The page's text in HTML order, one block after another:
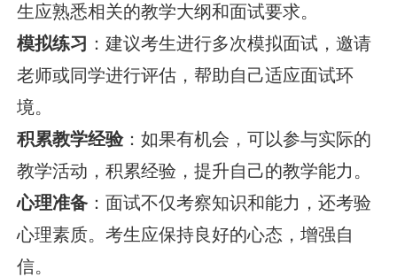
生应熟悉相关的教学大纲和面试要求。
模拟练习 ：建议考生进行多次模拟面试，邀请
老师或同学进行评估，帮助自己适应面试环
境。
积累教学经验：如果有机会，可以参与实际的
教学活动，积累经验，提升自己的教学能力。
心理准备 ：面试不仅考察知识和能力，还考验
心理素质。考生应保持良好的心态，增强自
信。